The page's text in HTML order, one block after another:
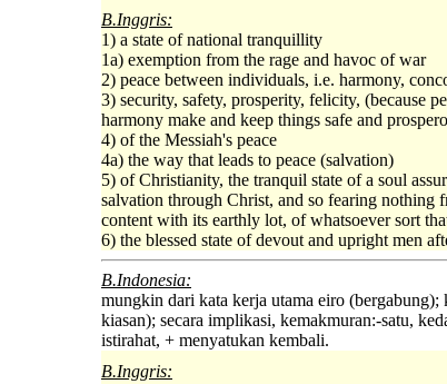
B.Inggris:
1) a state of national tranquillity
1a) exemption from the rage and havoc of war
2) peace between individuals, i.e. harmony,
3) security, safety, prosperity, felicity, (because
harmony make and keep things safe and
4) of the Messiah's peace
4a) the way that leads to peace (salvation)
5) of Christianity, the tranquil state of a soul
salvation through Christ, and so fearing nothing
content with its earthly lot, of whatsoever sort
6) the blessed state of devout and upright men
B.Indonesia:
mungkin dari kata kerja utama eiro (bergabung);
kiasan); secara implikasi, kemakmuran:-satu,
istirahat, + menyatukan kembali.
B.Inggris: